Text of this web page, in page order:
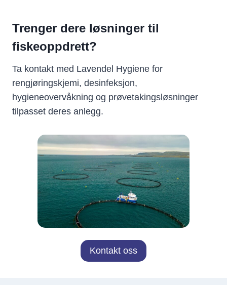
Trenger dere løsninger til
fiskeoppdrett?
Ta kontakt med Lavendel Hygiene for
rengjøringskjemi, desinfeksjon,
hygieneovervåkning og prøvetakingsløsninger
tilpasset deres anlegg.
Kontakt oss